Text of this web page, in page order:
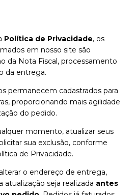
Política de Privacidade, os
em nosso site são
da Nota Fiscal, processamento
da entrega.
permanecem cadastrados para
proporcionando mais agilidade
do pedido.
momento, atualizar seus
sua exclusão, conforme
de Privacidade.
o endereço de entrega,
seja realizada antes